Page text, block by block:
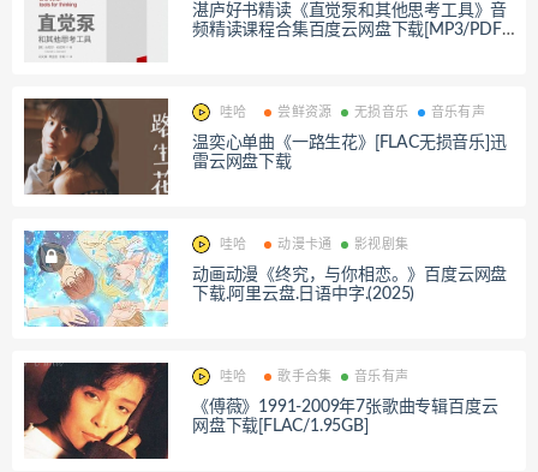
湛庐好书精读《直觉泵和其他思考工具》音
频精读课程合集百度云网盘下载[MP3/PDF/
哇哈 尝鲜资源 无损音乐 音乐有声
温奕心单曲《一路生花》[FLAC无损音乐]迅
雷云网盘下载
哇哈 动漫卡通 影视剧集
动画动漫《终究，与你相恋。》百度云网盘
下载.阿里云盘.日语中字.(2025)
哇哈 歌手合集 音乐有声
《傅薇》1991-2009年7张歌曲专辑百度云
网盘下载[FLAC/1.95GB]